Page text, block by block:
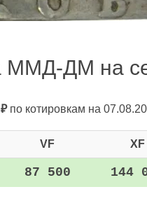
ММД-ДМ на
₽по котировкам на
VF XF
87 500 144